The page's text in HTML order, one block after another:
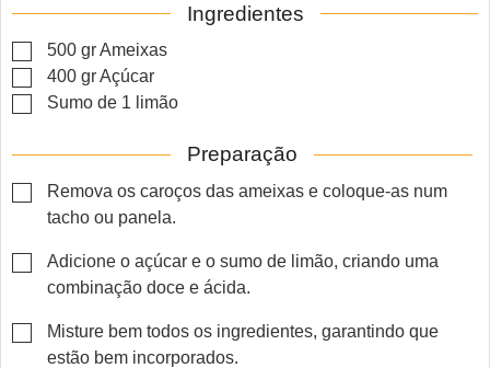
Ingredientes
▢
500 grAmeixas
▢
400 grAçúcar
▢
Sumo de 1 limão
Preparação
▢
Remova os caroços das ameixas e coloque-as num
tacho ou panela.
▢
Adicione o açúcar e o sumo de limão, criando uma
combinação doce e ácida.
▢
Misture bem todos os ingredientes, garantindo que
estão bem incorporados.